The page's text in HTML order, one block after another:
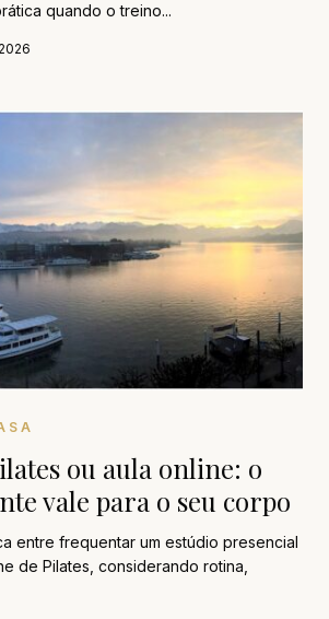
quando o treino...
ou aula online: o
vale para o seu corpo
entre frequentar um estúdio presencial
de Pilates, considerando rotina,